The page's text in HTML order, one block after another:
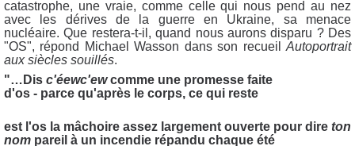
catastrophe, une vraie, comme celle qui nous pend au nez
avec les dérives de la guerre en Ukraine, sa menace
nucléaire. Que restera-t-il, quand nous aurons disparu ? Des
"OS", répond Michael Wasson dans son recueil Autoportrait
aux siècles souillés.
"…Dis c'éewc'ewcomme une promesse faite
d'os - parce qu'après le corps, ce qui reste
est l'os la mâchoire assez largement ouverte pour dire ton
nom pareil à un incendie répandu chaque été